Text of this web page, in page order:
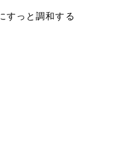
すっと調和する